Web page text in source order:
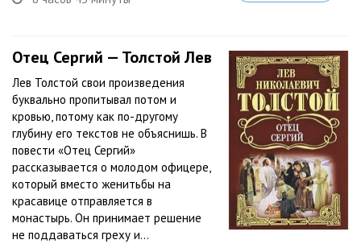
Отец Сергий — Толстой Лев
Лев Толстой свои произведения
буквально пропитывал потом и
кровью, потому как по-другому
глубину его текстов не объяснишь. В
повести «Отец Сергий»
рассказывается о молодом офицере,
который вместо женитьбы на
красавице отправляется в
монастырь. Он принимает решение
не поддаваться греху и...